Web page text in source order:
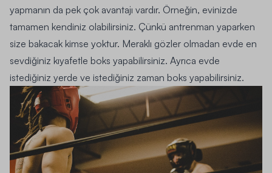
yapmanın da pek çok avantajı vardır. Örneğin, evinizde
tamamen kendiniz olabilirsiniz. Çünkü antrenman yaparken
size bakacak kimse yoktur. Meraklı gözler olmadan evde en
sevdiğiniz kıyafetle boks yapabilirsiniz. Ayrıca evde
istediğiniz yerde ve istediğiniz zaman boks yapabilirsiniz.